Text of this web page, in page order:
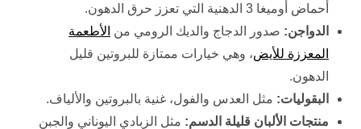
أحماض أوميغا 3 الدهنية التي تعزز حرق الدهون.
الدواجن: صدور الدجاج والديك الرومي من الأطعمة
المعززة للأيض، وهي خيارات ممتازة للبروتين قليل
الدهون.
البقوليات: مثل العدس والفول، غنية بالبروتين والألياف.
منتجات الألبان قليلة الدسم: مثل الزبادي اليوناني والجبن